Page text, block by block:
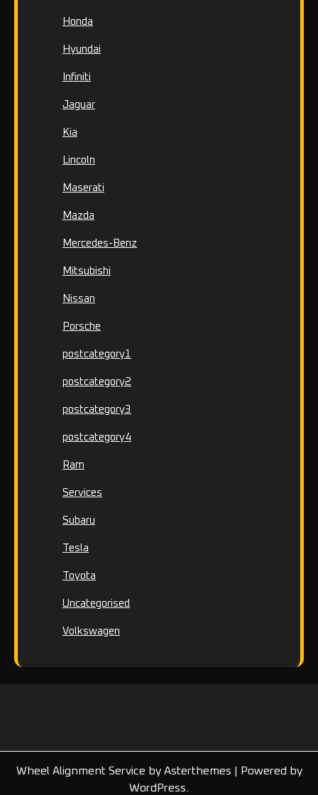
Honda
Hyundai
Infiniti
Jaguar
Kia
Lincoln
Maserati
Mazda
Mercedes-Benz
Mitsubishi
Nissan
Porsche
postcategory1
postcategory2
postcategory3
postcategory4
Ram
Services
Subaru
Tesla
Toyota
Uncategorised
Volkswagen
Wheel Alignment Service by Asterthemes | Powered by
WordPress